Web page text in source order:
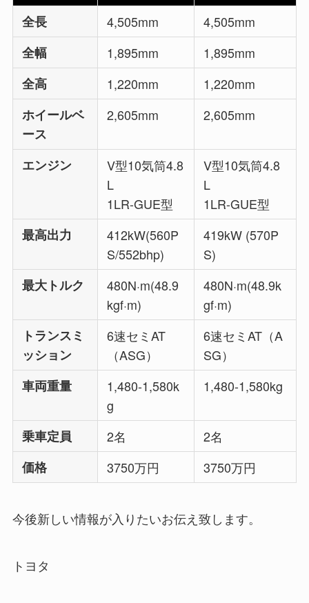
全長
4,505mm
4,505mm
全幅
1,895mm
1,895mm
全高
1,220mm
1,220mm
ホイールベ
ース
2,605mm 2,605mm
エンジン
V型10気筒4.8
L
1LR-GUE型
V型10気筒4.8
L
1LR-GUE型
最高出力
412kW(560P
S/552bhp)
419kW (570P
S)
最大トルク
480N·m(48.9
kgf·m)
480N·m(48.9k
gf·m)
トランスミ
ッション
6速セミAT
（ASG）
6速セミAT（A
SG）
車両重量
1,480-1,580k
g
1,480-1,580kg
乗車定員 2名
2名
価格
3750万円 3750万円
今後新しい情報が入りたいお伝え致します。
トヨタ